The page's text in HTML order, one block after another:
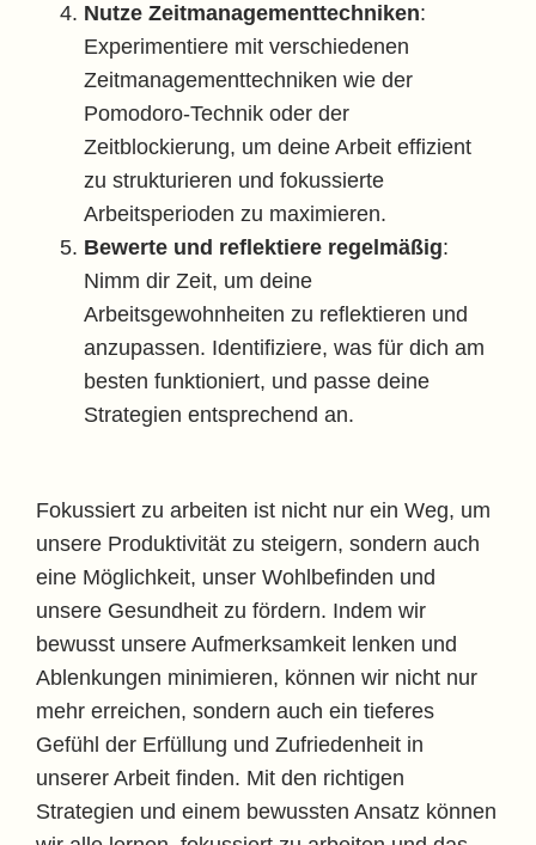
Nutze Zeitmanagementtechniken:
Experimentiere mit verschiedenen
Zeitmanagementtechniken wie der
Pomodoro-Technik oder der
Zeitblockierung, um deine Arbeit effizient
zu strukturieren und fokussierte
Arbeitsperioden zu maximieren.
Bewerte und reflektiere regelmäßig:
Nimm dir Zeit, um deine
Arbeitsgewohnheiten zu reflektieren und
anzupassen. Identifiziere, was für dich am
besten funktioniert, und passe deine
Strategien entsprechend an.
Fokussiert zu arbeiten ist nicht nur ein Weg, um
unsere Produktivität zu steigern, sondern auch
eine Möglichkeit, unser Wohlbefinden und
unsere Gesundheit zu fördern. Indem wir
bewusst unsere Aufmerksamkeit lenken und
Ablenkungen minimieren, können wir nicht nur
mehr erreichen, sondern auch ein tieferes
Gefühl der Erfüllung und Zufriedenheit in
unserer Arbeit finden. Mit den richtigen
Strategien und einem bewussten Ansatz können